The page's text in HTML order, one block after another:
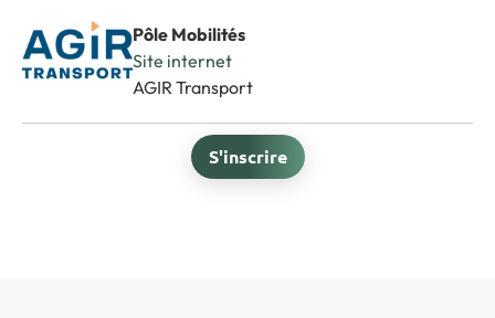
Pôle Mobilités
Site internet
AGIR Transport
S'inscrire